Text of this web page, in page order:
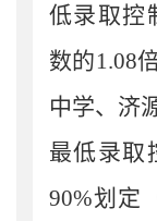
低录取控
数的1.08
中学、济
最低录取
90%划定